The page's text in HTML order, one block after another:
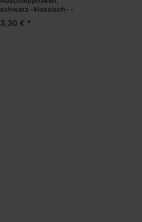
schwarz -klassisch- -
3,30 € *